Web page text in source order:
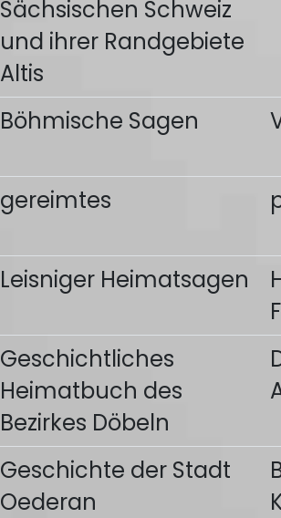
Sächsischen Schweiz
und ihrer Randgebiete
Altis
Böhmische Sagen
gereimtes
Leisniger Heimatsagen
Geschichtliches
Heimatbuch des
Bezirkes Döbeln
Geschichte der Stadt
Oederan